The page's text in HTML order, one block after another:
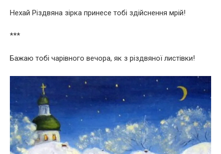
Нехай Різдвяна зірка принесе тобі здійснення мрій!
***
Бажаю тобі чарівного вечора, як з різдвяної листівки!